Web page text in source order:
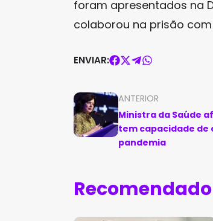
foram apresentados na
colaborou na prisão
ENVIAR:
ANTERIOR
Ministra da Saúde
tem capacidade
pandemia
Recomendado